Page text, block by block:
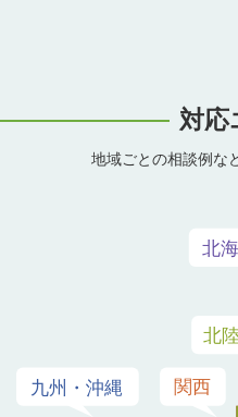
対応
地域ごとの相談例な